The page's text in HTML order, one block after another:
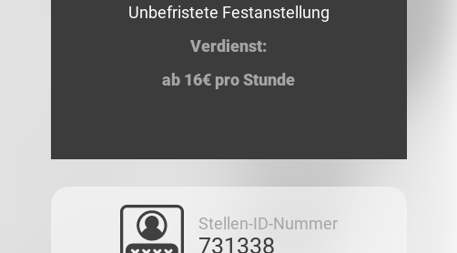
Unbefristete Festanstellung
Verdienst:
ab 16€ pro Stunde
Stellen-ID-Nummer
731338